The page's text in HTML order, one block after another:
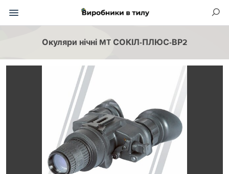
Окуляри нічні MT СОКІЛ-ПЛЮС-ВР2